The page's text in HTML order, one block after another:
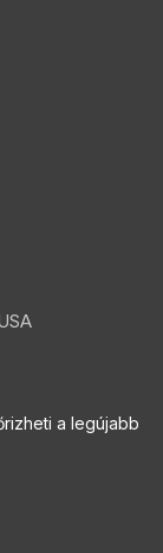
a legújabb